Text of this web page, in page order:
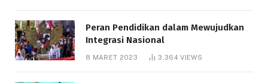
Peran Pendidikan dalam Mewujudkan
Integrasi Nasional
8 MARET 2023 3,364VIEWS